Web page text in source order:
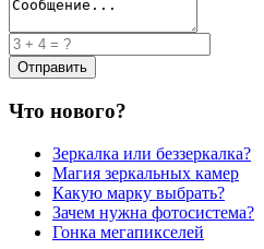
Что нового?
Зеркалка или беззеркалка?
Магия зеркальных камер
Какую марку выбрать?
Зачем нужна фотосистема?
Гонка мегапикселей